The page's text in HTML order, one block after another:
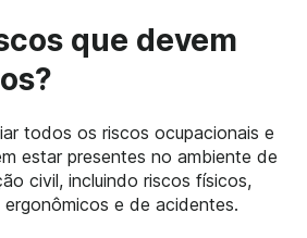
que devem
todos os riscos ocupacionais e
estar presentes no ambiente de
civil, incluindo riscos físicos,
e de acidentes.